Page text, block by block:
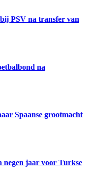
PSV na transfer van
na
Spaanse grootmacht
jaar voor Turkse